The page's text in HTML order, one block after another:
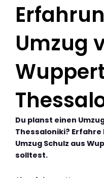
Umzug
Du planst einen
Thessaloniki?
Umzug Schulz aus
solltest.